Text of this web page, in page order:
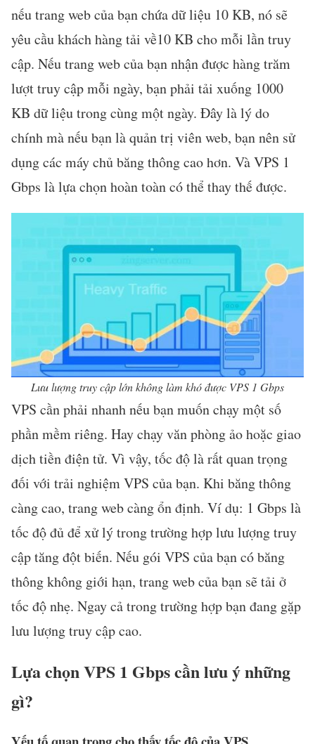
nếu trang web của bạn chứa dữ liệu 10 KB, nó sẽ
yêu cầu khách hàng tải về10 KB cho mỗi lần truy
cập. Nếu trang web của bạn nhận được hàng trăm
lượt truy cập mỗi ngày, bạn phải tải xuống 1000
KB dữ liệu trong cùng một ngày. Đây là lý do
chính mà nếu bạn là quản trị viên web, bạn nên sử
dụng các máy chủ băng thông cao hơn. Và VPS 1
Gbps là lựa chọn hoàn toàn có thể thay thế được.
Lưu lượng truy cập lớn không làm khó được VPS 1 Gbps
VPS cần phải nhanh nếu bạn muốn chạy một số
phần mềm riêng. Hay chạy văn phòng ảo hoặc giao
dịch tiền điện tử. Vì vậy, tốc độ là rất quan trọng
đối với trải nghiệm VPS của bạn. Khi băng thông
càng cao, trang web càng ổn định. Ví dụ: 1 Gbps là
tốc độ đủ để xử lý trong trường hợp lưu lượng truy
cập tăng đột biến. Nếu gói VPS của bạn có băng
thông không giới hạn, trang web của bạn sẽ tải ở
tốc độ nhẹ. Ngay cả trong trường hợp bạn đang gặp
lưu lượng truy cập cao.
Lựa chọn VPS 1 Gbps cần lưu ý những
gì?